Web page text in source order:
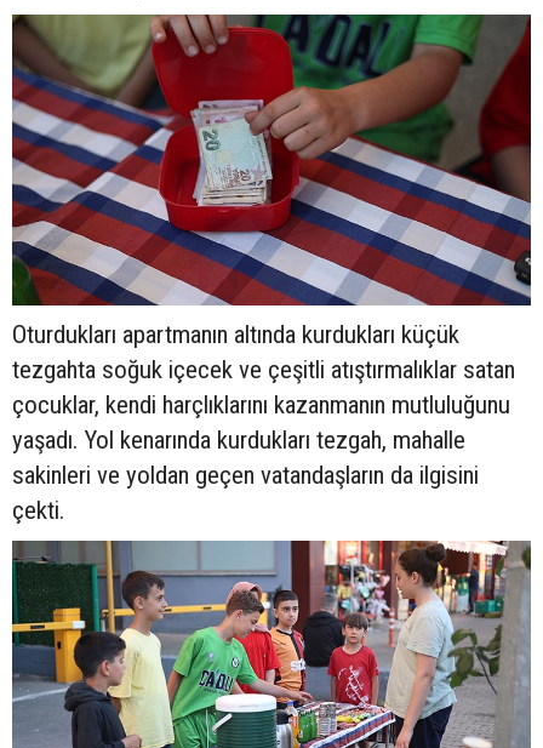
Oturdukları apartmanın altında kurdukları küçük
tezgahta soğuk içecek ve çeşitli atıştırmalıklar satan
çocuklar, kendi harçlıklarını kazanmanın mutluluğunu
yaşadı. Yol kenarında kurdukları tezgah, mahalle
sakinleri ve yoldan geçen vatandaşların da ilgisini
çekti.